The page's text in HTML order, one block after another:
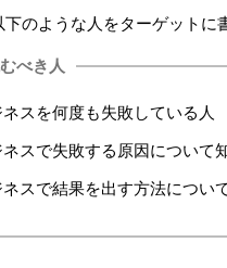
のような人をターゲットに
べき人
スを何度も失敗している人
スで失敗する原因について
スで結果を出す方法につい